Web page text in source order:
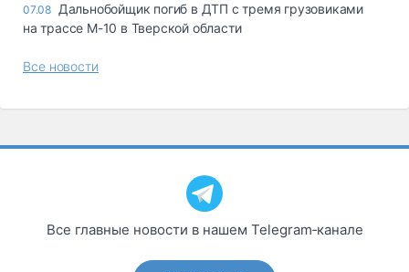
07.08 Дальнобойщик погиб в ДТП с тремя грузовиками
на трассе М-10 в Тверской области
Все новости
Все главные новости в нашем Telegram‑канале